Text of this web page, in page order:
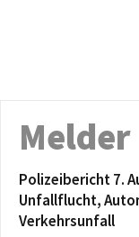
Melder
Polizeibericht 7.
Unfallflucht,
Verkehrsunfall